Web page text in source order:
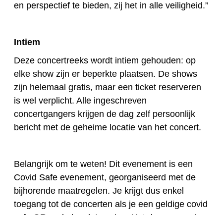
en perspectief te bieden, zij het in alle veiligheid.”
Intiem
Deze concertreeks wordt intiem gehouden: op
elke show zijn er beperkte plaatsen. De shows
zijn helemaal gratis, maar een ticket reserveren
is wel verplicht. Alle ingeschreven
concertgangers krijgen de dag zelf persoonlijk
bericht met de geheime locatie van het concert.
Belangrijk om te weten! Dit evenement is een
Covid Safe evenement, georganiseerd met de
bijhorende maatregelen. Je krijgt dus enkel
toegang tot de concerten als je een geldige covid